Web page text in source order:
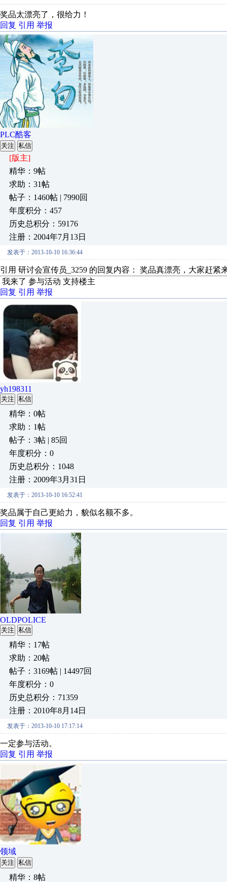
奖品太漂亮了，很给力！
回复 引用 举报
PLC酷客
关注 私信
[版主]
精华：9帖
求助：31帖
帖子：1460帖 | 7990回
年度积分：457
历史总积分：59176
注册：2004年7月13日
发表于：2013-10-10 16:36:44
引用 研讨会宣传员_3259 的回复内容： 奖品真漂亮，大家赶紧
我来了 参与活动 支持楼主
回复 引用 举报
yh198311
关注 私信
精华：0帖
求助：1帖
帖子：3帖 | 85回
年度积分：0
历史总积分：1048
注册：2009年3月31日
发表于：2013-10-10 16:52:41
奖品属于自己更給力，貌似名额不多。
回复 引用 举报
OLDPOLICE
关注 私信
精华：17帖
求助：20帖
帖子：3169帖 | 14497回
年度积分：0
历史总积分：71359
注册：2010年8月14日
发表于：2013-10-10 17:17:14
一定参与活动。
回复 引用 举报
领域
关注 私信
精华：8帖